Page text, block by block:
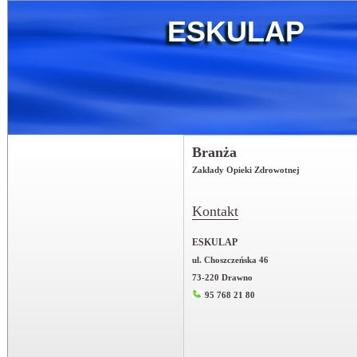
ESKULAP
Branża
Zakłady Opieki Zdrowotnej
Kontakt
ESKULAP
ul. Choszczeńska 46
73-220 Drawno
95 768 21 80